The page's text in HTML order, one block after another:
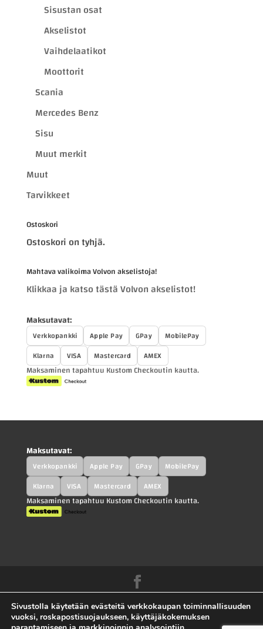
Sisustan osat
Akselistot
Vaihdelaatikot
Moottorit
Scania
Mercedes Benz
Sisu
Muut merkit
Muut
Tarvikkeet
Ostoskori
Ostoskori on tyhjä.
Mahtava valikoima Volvon akselistoja!
Klikkaa ja katso tästä Volvon akselistot!
Maksutavat:
Verkkopankki Apple Pay GPay
MobilePay
Klarna
VISA Mastercard AMEX
Maksaminen tapahtuu Kustom Checkoutin kautta.
Maksutavat:
Verkkopankki Apple Pay GPay
MobilePay
Klarna
VISA Mastercard AMEX
Maksaminen tapahtuu Kustom Checkoutin kautta.
Kah-Parts.fi - Kah-Trucks.fi - Kauppilan
Autohajottamo Oy |Tietosuojaseloste
Sivustolla käytetään evästeitä verkkokaupan toiminnallisuuden
vuoksi, roskapostisuojaukseen, käyttäjäkokemuksen